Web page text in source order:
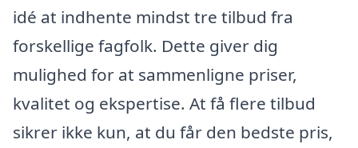
idé at indhente mindst tre tilbud fra
forskellige fagfolk. Dette giver dig
mulighed for at sammenligne priser,
kvalitet og ekspertise. At få flere tilbud
sikrer ikke kun, at du får den bedste pris,